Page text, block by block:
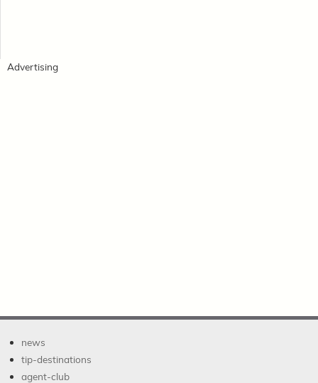
Advertising
news
tip-destinations
agent-club